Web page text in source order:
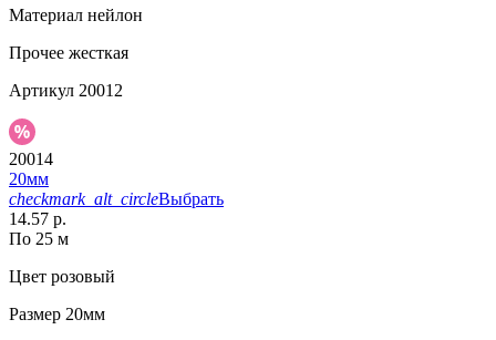
Материал нейлон
Прочее жесткая
Артикул 20012
20014
20мм
checkmark_alt_circleВыбрать
14.57 р.
По 25 м
Цвет розовый
Размер 20мм